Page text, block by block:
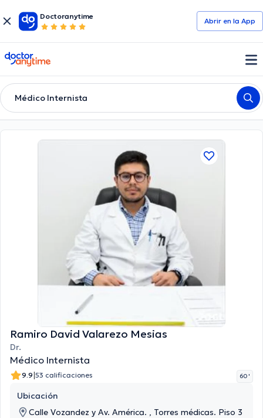
Doctoranytime
Abrir en la App
doctoranytime
Médico Internista
Ramiro David Valarezo Mesias
Dr.
Médico Internista
9.9|53 calificaciones 60 '
Ubicación
Calle Vozandez y Av. América. , Torres médicas. Piso 3